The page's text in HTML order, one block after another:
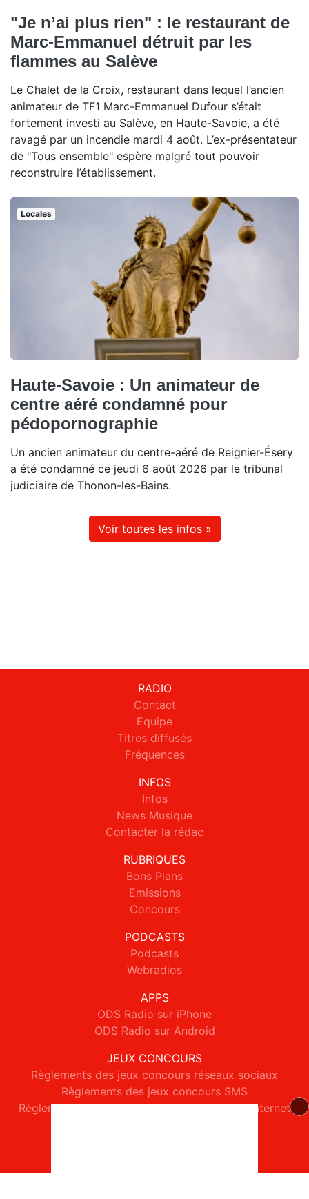
"Je n’ai plus rien" : le restaurant de
Marc-Emmanuel détruit par les
flammes au Salève
Le Chalet de la Croix, restaurant dans lequel l’ancien
animateur de TF1 Marc-Emmanuel Dufour s’était
fortement investi au Salève, en Haute-Savoie, a été
ravagé par un incendie mardi 4 août. L’ex-présentateur
de "Tous ensemble" espère malgré tout pouvoir
reconstruire l’établissement.
Locales
Haute-Savoie : Un animateur de
centre aéré condamné pour
pédopornographie
Un ancien animateur du centre-aéré de Reignier-Ésery
a été condamné ce jeudi 6 août 2026 par le tribunal
judiciaire de Thonon-les-Bains.
Voir toutes les infos »
RADIO
Contact
Equipe
Titres diffusés
Fréquences
INFOS
Infos
News Musique
Contacter la rédac
RUBRIQUES
Bons Plans
Emissions
Concours
PODCASTS
Podcasts
Webradios
APPS
ODS Radio sur iPhone
ODS Radio sur Android
JEUX CONCOURS
Règlements des jeux concours réseaux sociaux
Règlements des jeux concours SMS
Règlements des jeux concours téléphone et internet